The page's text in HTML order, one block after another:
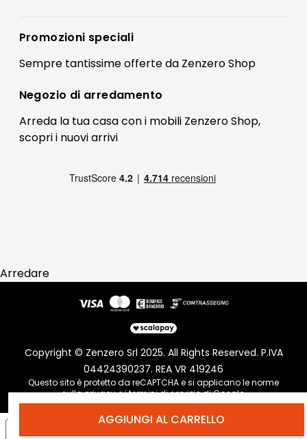
AGGIUNGI AL CARRELLO
Preferenze Cookies
Termini e condizioni
Contatti
FAQ
Pagamenti
Registrati
Il mio account
Promozioni speciali
Sempre tantissimeofferteda Zenzero Shop
Negozio di arredamento
Arreda la tua casa con i mobili Zenzero Shop,
scopri i nuovi arrivi
Arredare
Copyright © Zenzero Srl 2025. All Rights Reserved. P.IVA
04424390237. REA VR 419246
Questo sito è protetto da reCAPTCHA e si applicano le norme
sullaprivacye itermini di serviziodi Google.